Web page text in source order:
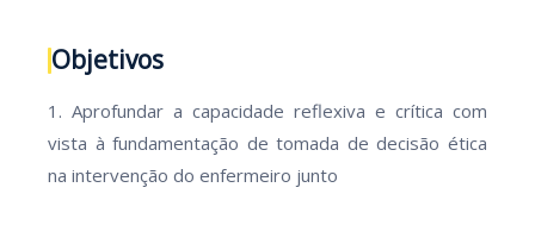
Objetivos
1. Aprofundar a capacidade reflexiva e crítica com
vista à fundamentação de tomada de decisão ética
na intervenção do enfermeiro junto